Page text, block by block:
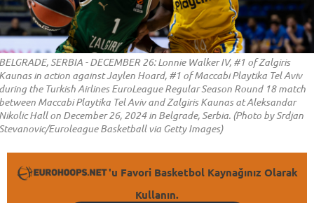
SERBIA - DECEMBER 26: Lonnie Walker IV, #1 of Zalgiris
in action against Jaylen Hoard, #1 of Maccabi Playtika Tel Aviv
the Turkish Airlines EuroLeague Regular Season Round 18 match
Maccabi Playtika Tel Aviv and Zalgiris Kaunas at Aleksandar
Hall on December 26, 2024 in Belgrade, Serbia. (Photo by Srdjan
Euroleague Basketball via Getty Images)
'u Favori Basketbol Kaynağınız Olarak
Kullanın.